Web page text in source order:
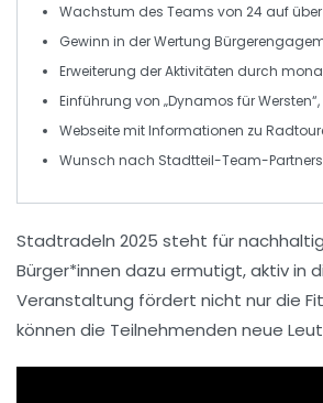
Wachstum des Teams von 24 auf über
Gewinn in derWertung
Erweiterung der Aktivitäten durch
Einführung von „Dynamos für Wersten“
Webseite mit Informationen zu
Wunsch nach Stadtteil-Team-
Stadtradeln 2025 steht für
Bürger*innen dazu ermutigt, aktiv in
Veranstaltung fördert nicht nur die
können die Teilnehmenden neue